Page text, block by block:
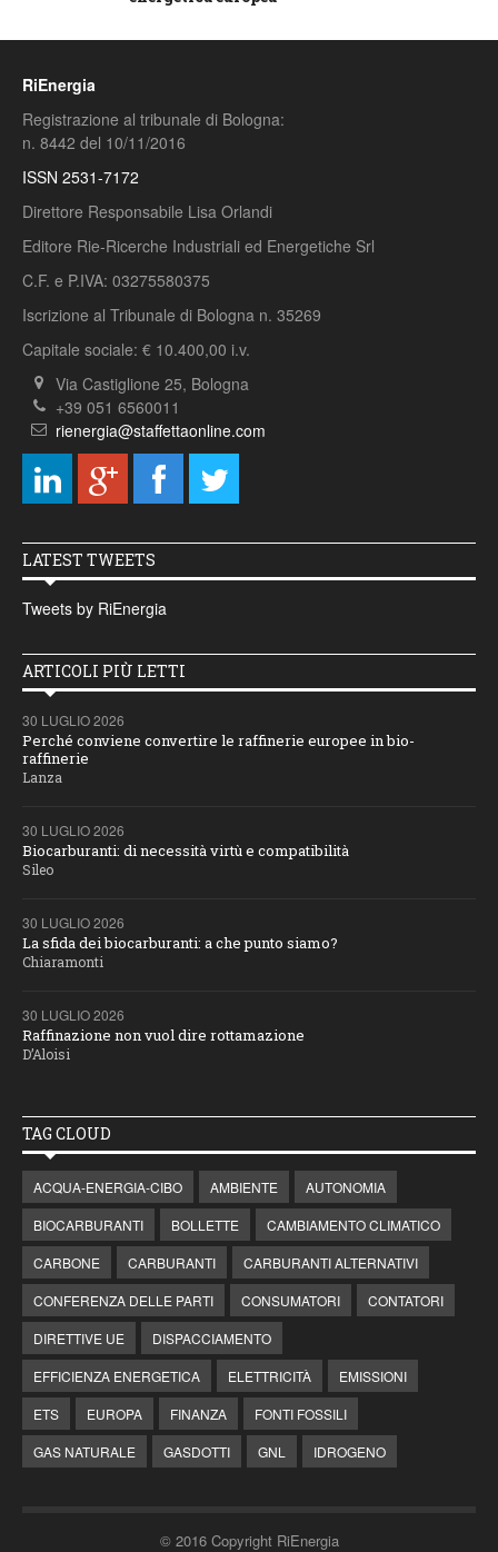
RiEnergia
Registrazione al tribunale di Bologna:
n. 8442 del 10/11/2016
ISSN 2531-7172
Direttore Responsabile Lisa Orlandi
Editore Rie-Ricerche Industriali ed Energetiche Srl
C.F. e P.IVA: 03275580375
Iscrizione al Tribunale di Bologna n. 35269
Capitale sociale: € 10.400,00 i.v.
Via Castiglione 25, Bologna
+39 051 6560011
rienergia@staffettaonline.com
LATEST TWEETS
Tweets by RiEnergia
ARTICOLI PIÙ LETTI
30 LUGLIO 2026
Perché conviene convertire le raffinerie europee in bio-
raffinerie
Lanza
30 LUGLIO 2026
Biocarburanti: di necessità virtù e compatibilità
Sileo
30 LUGLIO 2026
La sfida dei biocarburanti: a che punto siamo?
Chiaramonti
30 LUGLIO 2026
Raffinazione non vuol dire rottamazione
D’Aloisi
TAG CLOUD
ACQUA-ENERGIA-CIBO AMBIENTE
AUTONOMIA
BIOCARBURANTI
BOLLETTE
CAMBIAMENTO CLIMATICO
CARBONE
CARBURANTI
CARBURANTI ALTERNATIVI
CONFERENZA DELLE PARTI
CONSUMATORI
CONTATORI
DIRETTIVE UE
DISPACCIAMENTO
EFFICIENZA ENERGETICA
ELETTRICITÀ
EMISSIONI
ETS
EUROPA FINANZA
FONTI FOSSILI
GAS NATURALE
GASDOTTI GNL IDROGENO
© 2016 Copyright RiEnergia